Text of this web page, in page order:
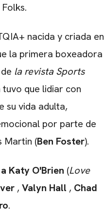
nacida y criada en
la primera boxeadora
la revista Sports
que lidiar con
su vida adulta,
por parte de
Martin (Ben Foster).
a Katy O'Brien (Love
, Valyn Hall , Chad
.